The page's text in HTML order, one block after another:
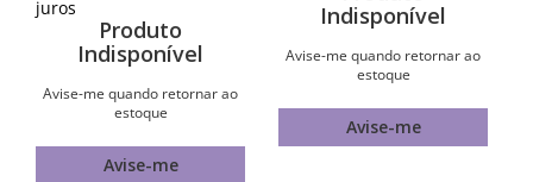
juros
Produto
Indisponível
Avise-me quando retornar ao
estoque
Avise-me
Indisponível
Avise-me quando retornar ao
estoque
Avise-me